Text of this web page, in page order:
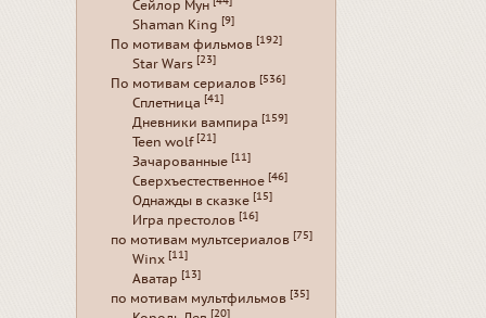
Сейлор Мун
Shaman King [9]
По мотивам фильмов [192]
Star Wars [23]
По мотивам сериалов [536]
Сплетница [41]
Дневники вампира [159]
Teen wolf [21]
Зачарованные [11]
Сверхъестественное [46]
Однажды в сказке [15]
Игра престолов [16]
по мотивам мультсериалов [75]
Winx [11]
Аватар [13]
по мотивам мультфильмов [35]
[20]